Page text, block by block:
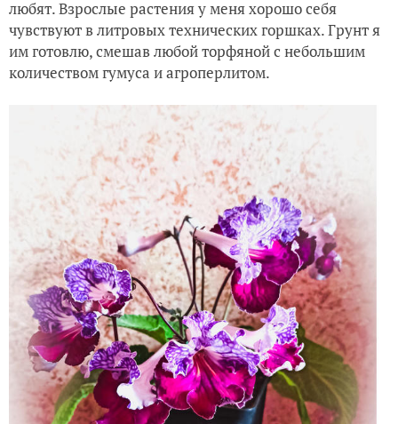
любят. Взрослые растения у меня хорошо себя
чувствуют в литровых технических горшках. Грунт я
им готовлю, смешав любой торфяной с небольшим
количеством гумуса и агроперлитом.